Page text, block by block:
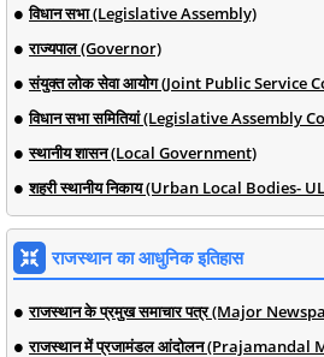
विधान सभा (Legislative Assembly)
राज्यपाल (Governor)
संयुक्त लोक सेवा आयोग (Joint Public Service
विधान सभा समितियां (Legislative Assembly
स्थानीय शासन (Local Government)
शहरी स्थानीय निकाय (Urban Local Bodies-
राजस्थान का आधुनिक इतिहास
राजस्थान के प्रमुख समाचार पत्र (Major
राजस्थान में प्रजामंडल आंदोलन